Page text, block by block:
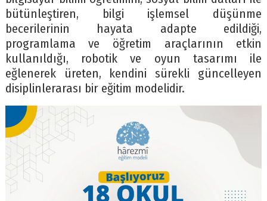
bütünleştiren, bilgi işlemsel düşünme
becerilerinin hayata adapte edildiği,
programlama ve öğretim araçlarının etkin
kullanıldığı, robotik ve oyun tasarımı ile
eğlenerek üreten, kendini sürekli güncelleyen
disiplinlerarası bir eğitim modelidir.